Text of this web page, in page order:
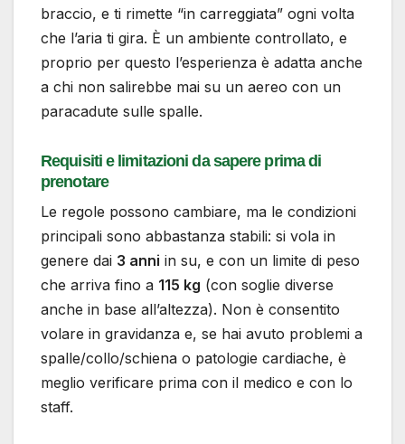
braccio, e ti rimette “in carreggiata” ogni volta
che l’aria ti gira. È un ambiente controllato, e
proprio per questo l’esperienza è adatta anche
a chi non salirebbe mai su un aereo con un
paracadute sulle spalle.
Requisiti e limitazioni da sapere prima di
prenotare
Le regole possono cambiare, ma le condizioni
principali sono abbastanza stabili: si vola in
genere dai 3 anni in su, e con un limite di peso
che arriva fino a 115 kg (con soglie diverse
anche in base all’altezza). Non è consentito
volare in gravidanza e, se hai avuto problemi a
spalle/collo/schiena o patologie cardiache, è
meglio verificare prima con il medico e con lo
staff.